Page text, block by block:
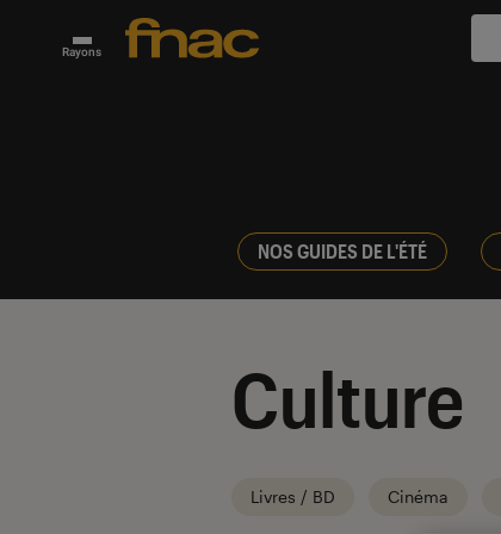
Rayons
NOS GUIDES DE L'ÉTÉ
Culture
Livres / BD Cinéma